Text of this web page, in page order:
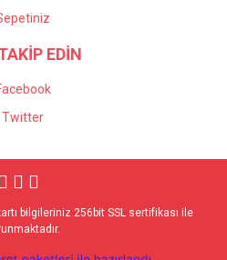
EDİN
Twitter
bilgileriniz 256bit SSL sertifikası ile